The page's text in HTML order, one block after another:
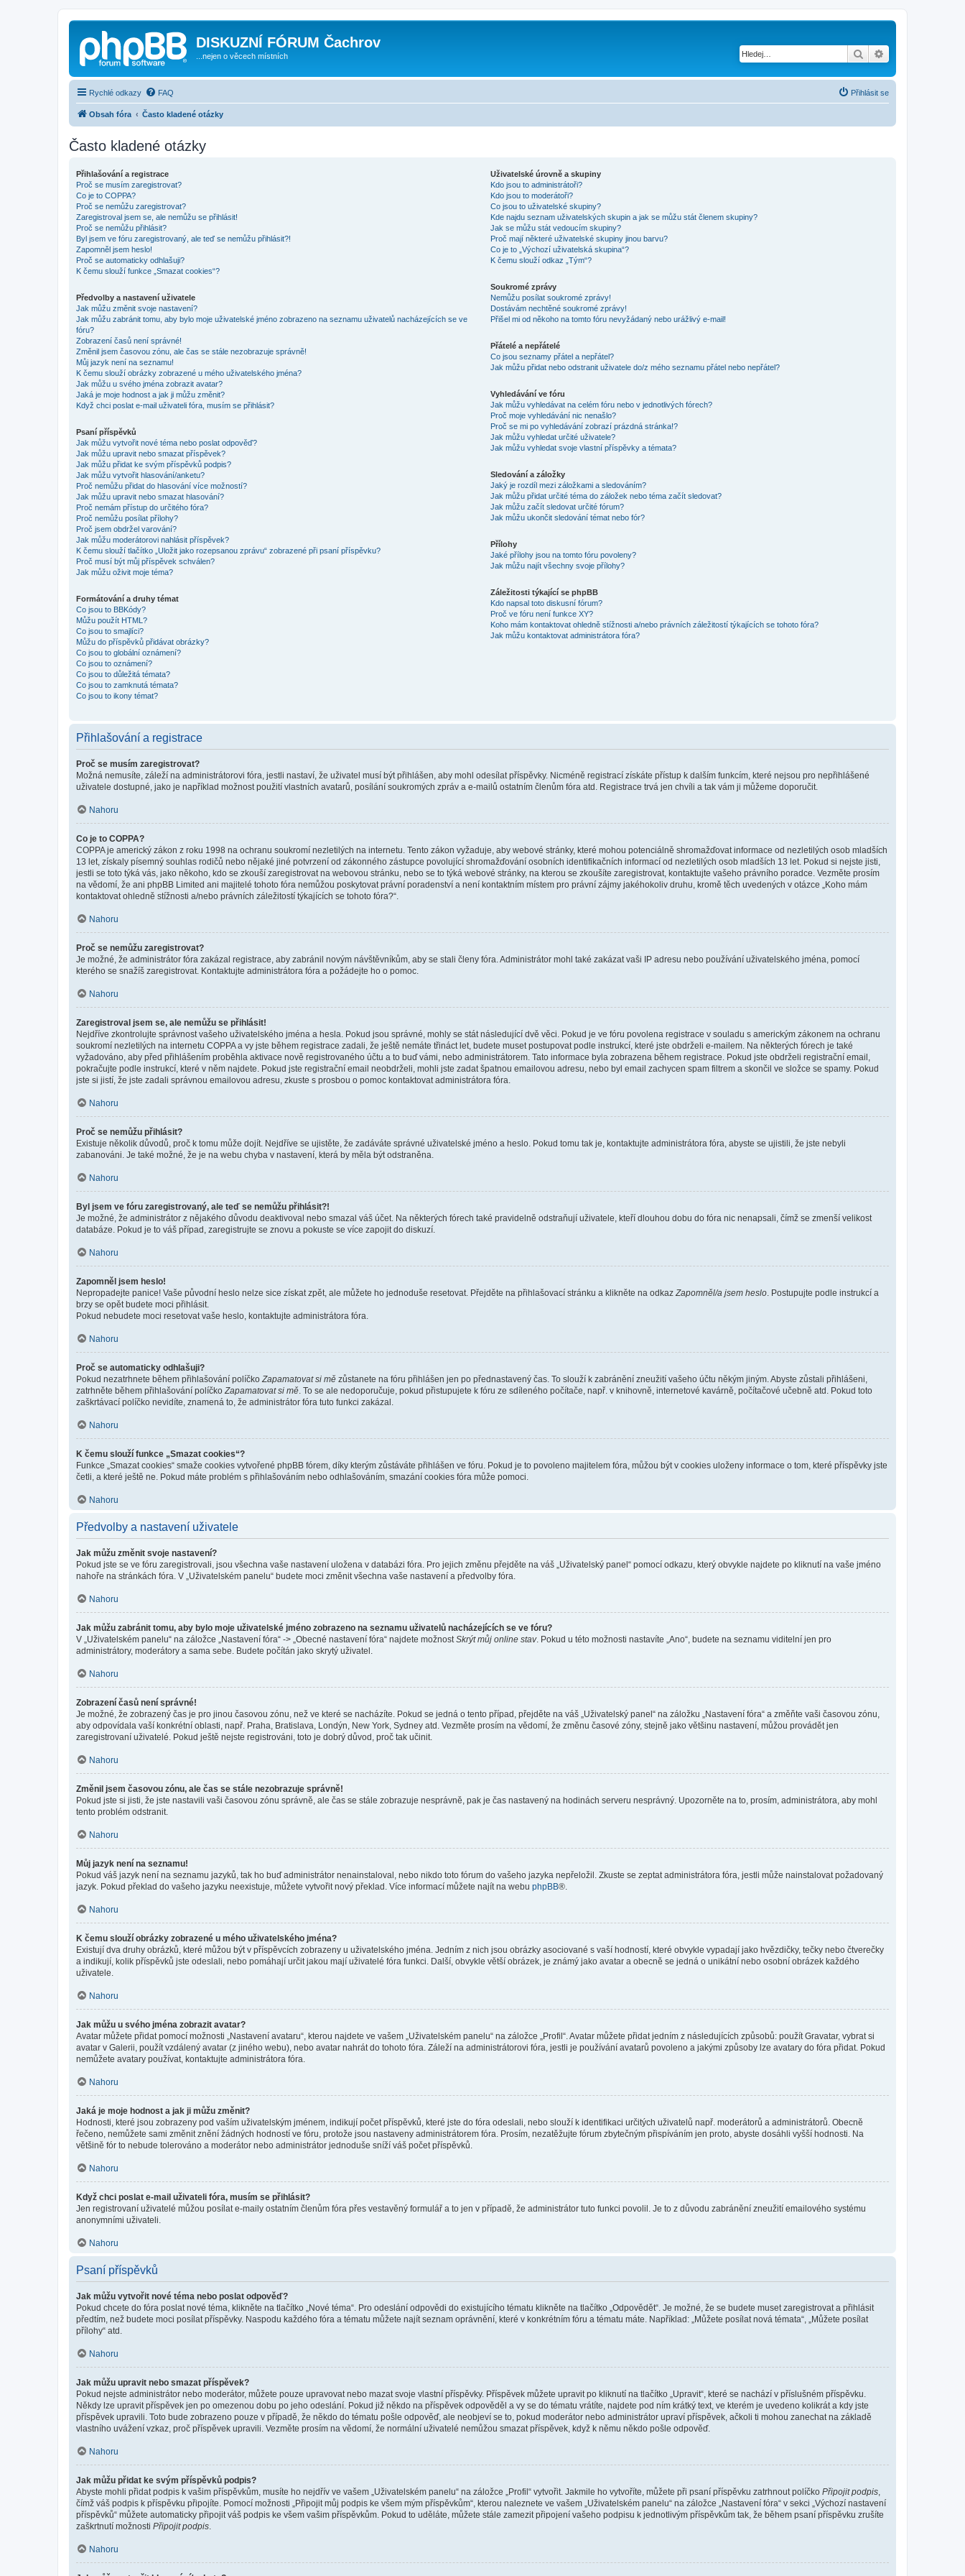
DISKUZNÍ FÓRUM Čachrov
...nejen o věcech místních Hledat
Rychlé odkazy FAQ Přihlásit se
Obsah fóra Často kladené otázky
Často kladené otázky
Přihlašování a registrace
Proč se musím zaregistrovat?
Co je to COPPA?
Proč se nemůžu zaregistrovat?
Zaregistroval jsem se, ale nemůžu se přihlásit!
Proč se nemůžu přihlásit?
Byl jsem ve fóru zaregistrovaný, ale teď se nemůžu přihlásit?!
Zapomněl jsem heslo!
Proč se automaticky odhlašuji?
K čemu slouží funkce „Smazat cookies“?
Předvolby a nastavení uživatele
Jak můžu změnit svoje nastavení?
Jak můžu zabránit tomu, aby bylo moje uživatelské jméno zobrazeno na seznamu uživatelů nacházejících se ve
fóru?
Zobrazení časů není správné!
Změnil jsem časovou zónu, ale čas se stále nezobrazuje správně!
Můj jazyk není na seznamu!
K čemu slouží obrázky zobrazené u mého uživatelského jména?
Jak můžu u svého jména zobrazit avatar?
Jaká je moje hodnost a jak ji můžu změnit?
Když chci poslat e-mail uživateli fóra, musím se přihlásit?
Psaní příspěvků
Jak můžu vytvořit nové téma nebo poslat odpověď?
Jak můžu upravit nebo smazat příspěvek?
Jak můžu přidat ke svým příspěvků podpis?
Jak můžu vytvořit hlasování/anketu?
Proč nemůžu přidat do hlasování více možností?
Jak můžu upravit nebo smazat hlasování?
Proč nemám přístup do určitého fóra?
Proč nemůžu posílat přílohy?
Proč jsem obdržel varování?
Jak můžu moderátorovi nahlásit příspěvek?
K čemu slouží tlačítko „Uložit jako rozepsanou zprávu“ zobrazené při psaní příspěvku?
Proč musí být můj příspěvek schválen?
Jak můžu oživit moje téma?
Formátování a druhy témat
Co jsou to BBKódy?
Můžu použít HTML?
Co jsou to smajlíci?
Můžu do příspěvků přidávat obrázky?
Co jsou to globální oznámení?
Co jsou to oznámení?
Co jsou to důležitá témata?
Co jsou to zamknutá témata?
Co jsou to ikony témat?
Uživatelské úrovně a skupiny
Kdo jsou to administrátoři?
Kdo jsou to moderátoři?
Co jsou to uživatelské skupiny?
Kde najdu seznam uživatelských skupin a jak se můžu stát členem skupiny?
Jak se můžu stát vedoucím skupiny?
Proč mají některé uživatelské skupiny jinou barvu?
Co je to „Výchozí uživatelská skupina“?
K čemu slouží odkaz „Tým“?
Soukromé zprávy
Nemůžu posílat soukromé zprávy!
Dostávám nechtěné soukromé zprávy!
Přišel mi od někoho na tomto fóru nevyžádaný nebo urážlivý e-mail!
Přátelé a nepřátelé
Co jsou seznamy přátel a nepřátel?
Jak můžu přidat nebo odstranit uživatele do/z mého seznamu přátel nebo nepřátel?
Vyhledávání ve fóru
Jak můžu vyhledávat na celém fóru nebo v jednotlivých fórech?
Proč moje vyhledávání nic nenašlo?
Proč se mi po vyhledávání zobrazí prázdná stránka!?
Jak můžu vyhledat určité uživatele?
Jak můžu vyhledat svoje vlastní příspěvky a témata?
Sledování a záložky
Jaký je rozdíl mezi záložkami a sledováním?
Jak můžu přidat určité téma do záložek nebo téma začít sledovat?
Jak můžu začít sledovat určité fórum?
Jak můžu ukončit sledování témat nebo fór?
Přílohy
Jaké přílohy jsou na tomto fóru povoleny?
Jak můžu najít všechny svoje přílohy?
Záležitosti týkající se phpBB
Kdo napsal toto diskusní fórum?
Proč ve fóru není funkce XY?
Koho mám kontaktovat ohledně stížnosti a/nebo právních záležitostí týkajících se tohoto fóra?
Jak můžu kontaktovat administrátora fóra?
Přihlašování a registrace
Proč se musím zaregistrovat?
Možná nemusíte, záleží na administrátorovi fóra, jestli nastaví, že uživatel musí být přihlášen, aby mohl odesílat příspěvky. Nicméně registrací získáte přístup k dalším funkcím, které nejsou pro nepřihlášené
uživatele dostupné, jako je například možnost použití vlastních avatarů, posílání soukromých zpráv a e-mailů ostatním členům fóra atd. Registrace trvá jen chvíli a tak vám ji můžeme doporučit.
Nahoru
Co je to COPPA?
COPPA je americký zákon z roku 1998 na ochranu soukromí nezletilých na internetu. Tento zákon vyžaduje, aby webové stránky, které mohou potenciálně shromažďovat informace od nezletilých osob mladších
13 let, získaly písemný souhlas rodičů nebo nějaké jiné potvrzení od zákonného zástupce povolující shromažďování osobních identifikačních informací od nezletilých osob mladších 13 let. Pokud si nejste jisti,
jestli se toto týká vás, jako někoho, kdo se zkouší zaregistrovat na webovou stránku, nebo se to týká webové stránky, na kterou se zkoušíte zaregistrovat, kontaktujte vašeho právního poradce. Vezměte prosím
na vědomí, že ani phpBB Limited ani majitelé tohoto fóra nemůžou poskytovat právní poradenství a není kontaktním místem pro právní zájmy jakéhokoliv druhu, kromě těch uvedených v otázce „Koho mám
kontaktovat ohledně stížnosti a/nebo právních záležitostí týkajících se tohoto fóra?“.
Nahoru
Proč se nemůžu zaregistrovat?
Je možné, že administrátor fóra zakázal registrace, aby zabránil novým návštěvníkům, aby se stali členy fóra. Administrátor mohl také zakázat vaši IP adresu nebo používání uživatelského jména, pomocí
kterého se snažíš zaregistrovat. Kontaktujte administrátora fóra a požádejte ho o pomoc.
Nahoru
Zaregistroval jsem se, ale nemůžu se přihlásit!
Nejdříve zkontrolujte správnost vašeho uživatelského jména a hesla. Pokud jsou správné, mohly se stát následující dvě věci. Pokud je ve fóru povolena registrace v souladu s americkým zákonem na ochranu
soukromí nezletilých na internetu COPPA a vy jste během registrace zadali, že ještě nemáte třináct let, budete muset postupovat podle instrukcí, které jste obdrželi e-mailem. Na některých fórech je také
vyžadováno, aby před přihlášením proběhla aktivace nově registrovaného účtu a to buď vámi, nebo administrátorem. Tato informace byla zobrazena během registrace. Pokud jste obdrželi registrační email,
pokračujte podle instrukcí, které v něm najdete. Pokud jste registrační email neobdrželi, mohli jste zadat špatnou emailovou adresu, nebo byl email zachycen spam filtrem a skončil ve složce se spamy. Pokud
jste si jistí, že jste zadali správnou emailovou adresu, zkuste s prosbou o pomoc kontaktovat administrátora fóra.
Nahoru
Proč se nemůžu přihlásit?
Existuje několik důvodů, proč k tomu může dojít. Nejdříve se ujistěte, že zadáváte správné uživatelské jméno a heslo. Pokud tomu tak je, kontaktujte administrátora fóra, abyste se ujistili, že jste nebyli
zabanováni. Je také možné, že je na webu chyba v nastavení, která by měla být odstraněna.
Nahoru
Byl jsem ve fóru zaregistrovaný, ale teď se nemůžu přihlásit?!
Je možné, že administrátor z nějakého důvodu deaktivoval nebo smazal váš účet. Na některých fórech také pravidelně odstraňují uživatele, kteří dlouhou dobu do fóra nic nenapsali, čímž se zmenší velikost
databáze. Pokud je to váš případ, zaregistrujte se znovu a pokuste se více zapojit do diskuzí.
Nahoru
Zapomněl jsem heslo!
Nepropadejte panice! Vaše původní heslo nelze sice získat zpět, ale můžete ho jednoduše resetovat. Přejděte na přihlašovací stránku a klikněte na odkaz Zapomněl/a jsem heslo . Postupujte podle instrukcí a
brzy se opět budete moci přihlásit.
Pokud nebudete moci resetovat vaše heslo, kontaktujte administrátora fóra.
Nahoru
Proč se automaticky odhlašuji?
Pokud nezatrhnete během přihlašování políčko Zapamatovat si mě zůstanete na fóru přihlášen jen po přednastavený čas. To slouží k zabránění zneužití vašeho účtu někým jiným. Abyste zůstali přihlášeni,
zatrhněte během přihlašování políčko Zapamatovat si mě . To se ale nedoporučuje, pokud přistupujete k fóru ze sdíleného počítače, např. v knihovně, internetové kavárně, počítačové učebně atd. Pokud toto
zaškrtávací políčko nevidíte, znamená to, že administrátor fóra tuto funkci zakázal.
Nahoru
K čemu slouží funkce „Smazat cookies“?
Funkce „Smazat cookies“ smaže cookies vytvořené phpBB fórem, díky kterým zůstáváte přihlášen ve fóru. Pokud je to povoleno majitelem fóra, můžou být v cookies uloženy informace o tom, které příspěvky jste
četli, a které ještě ne. Pokud máte problém s přihlašováním nebo odhlašováním, smazání cookies fóra může pomoci.
Nahoru
Předvolby a nastavení uživatele
Jak můžu změnit svoje nastavení?
Pokud jste se ve fóru zaregistrovali, jsou všechna vaše nastavení uložena v databázi fóra. Pro jejich změnu přejděte na váš „Uživatelský panel“ pomocí odkazu, který obvykle najdete po kliknutí na vaše jméno
nahoře na stránkách fóra. V „Uživatelském panelu“ budete moci změnit všechna vaše nastavení a předvolby fóra.
Nahoru
Jak můžu zabránit tomu, aby bylo moje uživatelské jméno zobrazeno na seznamu uživatelů nacházejících se ve fóru?
V „Uživatelském panelu“ na záložce „Nastavení fóra“ -> „Obecné nastavení fóra“ najdete možnost Skrýt můj online stav. Pokud u této možnosti nastavíte „Ano“, budete na seznamu viditelní jen pro
administrátory, moderátory a sama sebe. Budete počítán jako skrytý uživatel.
Nahoru
Zobrazení časů není správné!
Je možné, že zobrazený čas je pro jinou časovou zónu, než ve které se nacházíte. Pokud se jedná o tento případ, přejděte na váš „Uživatelský panel“ na záložku „Nastavení fóra“ a změňte vaši časovou zónu,
aby odpovídala vaší konkrétní oblasti, např. Praha, Bratislava, Londýn, New York, Sydney atd. Vezměte prosím na vědomí, že změnu časové zóny, stejně jako většinu nastavení, můžou provádět jen
zaregistrovaní uživatelé. Pokud ještě nejste registrováni, toto je dobrý důvod, proč tak učinit.
Nahoru
Změnil jsem časovou zónu, ale čas se stále nezobrazuje správně!
Pokud jste si jisti, že jste nastavili vaši časovou zónu správně, ale čas se stále zobrazuje nesprávně, pak je čas nastavený na hodinách serveru nesprávný. Upozorněte na to, prosím, administrátora, aby mohl
tento problém odstranit.
Nahoru
Můj jazyk není na seznamu!
Pokud váš jazyk není na seznamu jazyků, tak ho buď administrátor nenainstaloval, nebo nikdo toto fórum do vašeho jazyka nepřeložil. Zkuste se zeptat administrátora fóra, jestli může nainstalovat požadovaný
jazyk. Pokud překlad do vašeho jazyku neexistuje, můžete vytvořit nový překlad. Více informací můžete najít na webu phpBB®.
Nahoru
K čemu slouží obrázky zobrazené u mého uživatelského jména?
Existují dva druhy obrázků, které můžou být v příspěvcích zobrazeny u uživatelského jména. Jedním z nich jsou obrázky asociované s vaší hodností, které obvykle vypadají jako hvězdičky, tečky nebo čtverečky
a indikují, kolik příspěvků jste odeslali, nebo pomáhají určit jakou mají uživatelé fóra funkci. Další, obvykle větší obrázek, je známý jako avatar a obecně se jedná o unikátní nebo osobní obrázek každého
uživatele.
Nahoru
Jak můžu u svého jména zobrazit avatar?
Avatar můžete přidat pomocí možnosti „Nastavení avataru“, kterou najdete ve vašem „Uživatelském panelu“ na záložce „Profil“. Avatar můžete přidat jedním z následujících způsobů: použít Gravatar, vybrat si
avatar v Galerii, použít vzdálený avatar (z jiného webu), nebo avatar nahrát do tohoto fóra. Záleží na administrátorovi fóra, jestli je používání avatarů povoleno a jakými způsoby lze avatary do fóra přidat. Pokud
nemůžete avatary používat, kontaktujte administrátora fóra.
Nahoru
Jaká je moje hodnost a jak ji můžu změnit?
Hodnosti, které jsou zobrazeny pod vaším uživatelským jménem, indikují počet příspěvků, které jste do fóra odeslali, nebo slouží k identifikaci určitých uživatelů např. moderátorů a administrátorů. Obecně
řečeno, nemůžete sami změnit znění žádných hodností ve fóru, protože jsou nastaveny administrátorem fóra. Prosím, nezatěžujte fórum zbytečným přispíváním jen proto, abyste dosáhli vyšší hodnosti. Na
většině fór to nebude tolerováno a moderátor nebo administrátor jednoduše sníží váš počet příspěvků.
Nahoru
Když chci poslat e-mail uživateli fóra, musím se přihlásit?
Jen registrovaní uživatelé můžou posílat e-maily ostatním členům fóra přes vestavěný formulář a to jen v případě, že administrátor tuto funkci povolil. Je to z důvodu zabránění zneužití emailového systému
anonymními uživateli.
Nahoru
Psaní příspěvků
Jak můžu vytvořit nové téma nebo poslat odpověď?
Pokud chcete do fóra poslat nové téma, klikněte na tlačítko „Nové téma“. Pro odeslání odpovědi do existujícího tématu klikněte na tlačítko „Odpovědět“. Je možné, že se budete muset zaregistrovat a přihlásit
předtím, než budete moci posílat příspěvky. Naspodu každého fóra a tématu můžete najít seznam oprávnění, které v konkrétním fóru a tématu máte. Například: „Můžete posílat nová témata“, „Můžete posílat
přílohy“ atd.
Nahoru
Jak můžu upravit nebo smazat příspěvek?
Pokud nejste administrátor nebo moderátor, můžete pouze upravovat nebo mazat svoje vlastní příspěvky. Příspěvek můžete upravit po kliknutí na tlačítko „Upravit“, které se nachází v příslušném příspěvku.
Někdy lze upravit příspěvek jen po omezenou dobu po jeho odeslání. Pokud již někdo na příspěvek odpověděl a vy se do tématu vrátíte, najdete pod ním krátký text, ve kterém je uvedeno kolikrát a kdy jste
příspěvek upravili. Toto bude zobrazeno pouze v případě, že někdo do tématu pošle odpověď, ale neobjeví se to, pokud moderátor nebo administrátor upraví příspěvek, ačkoli ti mohou zanechat na základě
vlastního uvážení vzkaz, proč příspěvek upravili. Vezměte prosím na vědomí, že normální uživatelé nemůžou smazat příspěvek, když k němu někdo pošle odpověď.
Nahoru
Jak můžu přidat ke svým příspěvků podpis?
Abyste mohli přidat podpis k vašim příspěvkům, musíte ho nejdřív ve vašem „Uživatelském panelu“ na záložce „Profil“ vytvořit. Jakmile ho vytvoříte, můžete při psaní příspěvku zatrhnout políčko Připojit podpis
čímž váš podpis k příspěvku připojíte. Pomocí možnosti „Připojit můj podpis ke všem mým příspěvkům“, kterou naleznete ve vašem „Uživatelském panelu“ na záložce „Nastavení fóra“ v sekci „Výchozí nastavení
příspěvků“ můžete automaticky připojit váš podpis ke všem vašim příspěvkům. Pokud to uděláte, můžete stále zamezit připojení vašeho podpisu k jednotlivým příspěvkům tak, že během psaní příspěvku zrušíte
zaškrtnutí možnosti Připojit podpis
Nahoru